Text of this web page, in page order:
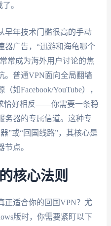
。
早年技术门槛很高的手动
器广告，“迅游和海龟哪个
常成为海外用户讨论的焦
。普通VPN面向全局翻墙
如Facebook/YouTube），
恰好相反——你需要一条稳
务器的专属信道。这种专
”或“回国线路”，其核心是
点。
核心法则
正适合你的回国VPN？尤
版时，你需要紧盯以下